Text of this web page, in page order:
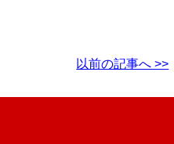
以前の記事へ >>